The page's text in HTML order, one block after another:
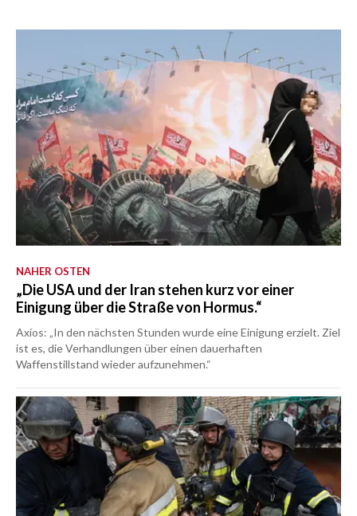
NAHER OSTEN
„Die USA und der Iran stehen kurz vor einer
Einigung über die Straße von Hormus.“
Axios: „In den nächsten Stunden wurde eine Einigung erzielt. Ziel
ist es, die Verhandlungen über einen dauerhaften
Waffenstillstand wieder aufzunehmen.“